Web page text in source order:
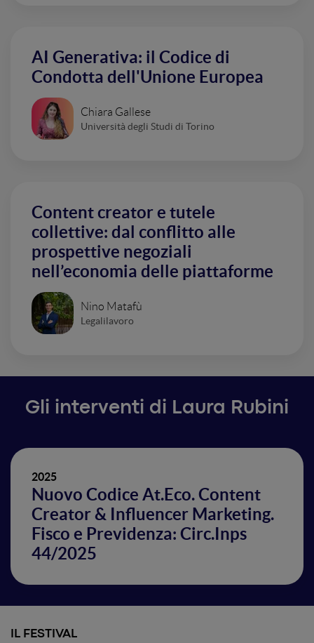
AI Generativa: il Codice di
Condotta dell'Unione Europea
Chiara Gallese
Università degli Studi di Torino
Content creator e tutele
collettive: dal conflitto alle
prospettive negoziali
nell’economia delle piattaforme
Nino Matafù
Legalilavoro
Gli interventi di Laura Rubini
2025
Nuovo Codice At.Eco. Content
Creator & Influencer Marketing.
Fisco e Previdenza: Circ.Inps
44/2025
IL FESTIVAL